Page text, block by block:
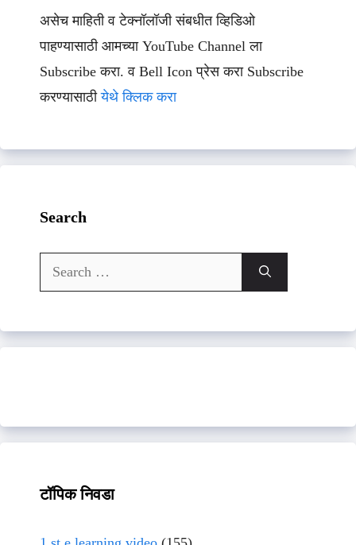
असेच माहिती व टेक्नॉलॉजी संबधीत व्हिडिओ
पाहण्यासाठी आमच्या YouTube Channel ला
Subscribe करा. व Bell Icon प्रेस करा Subscribe
करण्यासाठीयेथे क्लिक करा
Search
Search
for:
टॉपिक निवडा